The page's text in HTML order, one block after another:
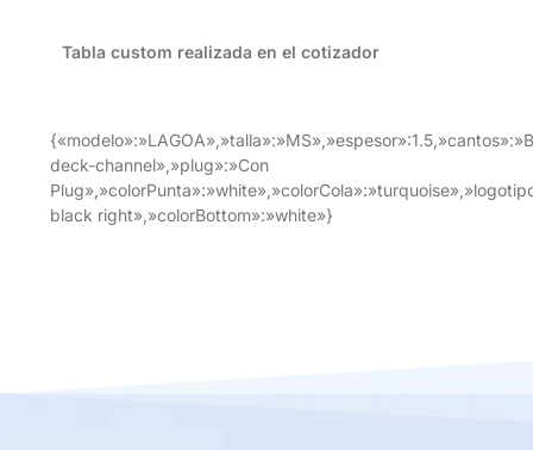
Tabla custom realizada en el cotizador
deck-channel»,»plug»:»Con
black right»,»colorBottom»:»white»}